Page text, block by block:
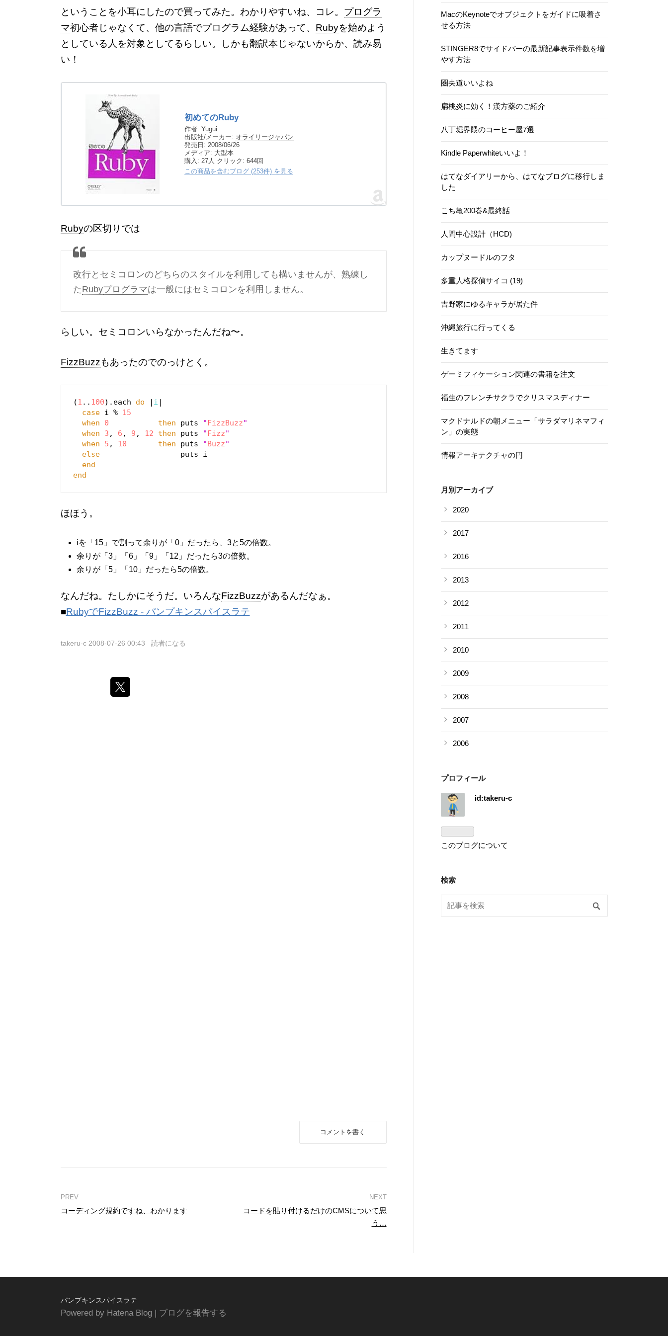
ということを小耳にしたので買ってみた。わかりやすいね、コレ。 プログラ
マ初心者じゃなくて、他の言語でプログラム経験があって、 Rubyを始めよう
としている人を対象としてるらしい。しかも翻訳本じゃないからか、読み易
い！
初めてのRuby
作者: Yugui
出版社/メーカー: オライリージャパン
発売日: 2008/06/26
メディア: 大型本
購入 : 27人 クリック : 644回
この商品を含むブログ (253件) を見る
Rubyの区切りでは
改行とセミコロンのどちらのスタイルを利用しても構いませんが、熟練し
たRubyプログラマは一般にはセミコロンを利用しません。
らしい。セミコロンいらなかったんだね〜。
FizzBuzzもあったのでのっけとく。
(1 .. 100).each do | i |
case i % 15
when
0 then puts "FizzBuzz"
when
3 , 6 , 9 , 12 then puts "Fizz"
when
5 , 10 then puts "Buzz"
else
                  puts i
end
end
ほほう。
iを「15」で割って余りが「0」だったら、3と5の倍数。
余りが「3」「6」「9」「12」だったら3の倍数。
余りが「5」「10」だったら5の倍数。
なんだね。たしかにそうだ。いろんなFizzBuzzがあるんだなぁ。
■RubyでFizzBuzz - パンプキンスパイスラテ
takeru-c 2008-07-26 00:43 読者になる
コメントを書く
コーディング規約ですね、わかります
コードを貼り付けるだけのCMSについて思
う…
MacのKeynoteでオブジェクトをガイドに吸着さ
せる方法
STINGER8でサイドバーの最新記事表示件数を増
やす方法
圏央道いいよね
扁桃炎に効く！漢方薬のご紹介
八丁堀界隈のコーヒー屋7選
Kindle Paperwhiteいいよ！
はてなダイアリーから、はてなブログに移行しま
した
こち亀200巻&最終話
人間中心設計（HCD)
カップヌードルのフタ
多重人格探偵サイコ (19)
吉野家にゆるキャラが居た件
沖縄旅行に行ってくる
生きてます
ゲーミフィケーション関連の書籍を注文
福生のフレンチサクラでクリスマスディナー
マクドナルドの朝メニュー「サラダマリネマフィ
ン」の実態
情報アーキテクチャの円
月別アーカイブ
2020
2017
2016
2013
2012
2011
2010
2009
2008
2007
2006
プロフィール
id:takeru-c
このブログについて
検索
パンプキンスパイスラテ
Powered by Hatena Blog| ブログを報告する